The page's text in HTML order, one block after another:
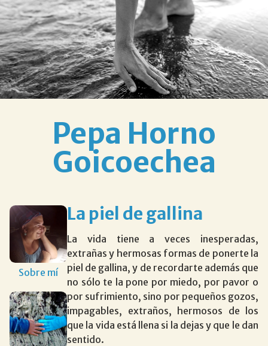
Pepa Horno
Goicoechea
Sobre mí
La piel de gallina
La vida tiene a veces inesperadas,
extrañas y hermosas formas de ponerte la
piel de gallina, y de recordarte además que
no sólo te la pone por miedo, por pavor o
por sufrimiento, sino por pequeños gozos,
impagables, extraños, hermosos de los
que la vida está llena si la dejas y que le dan
sentido.